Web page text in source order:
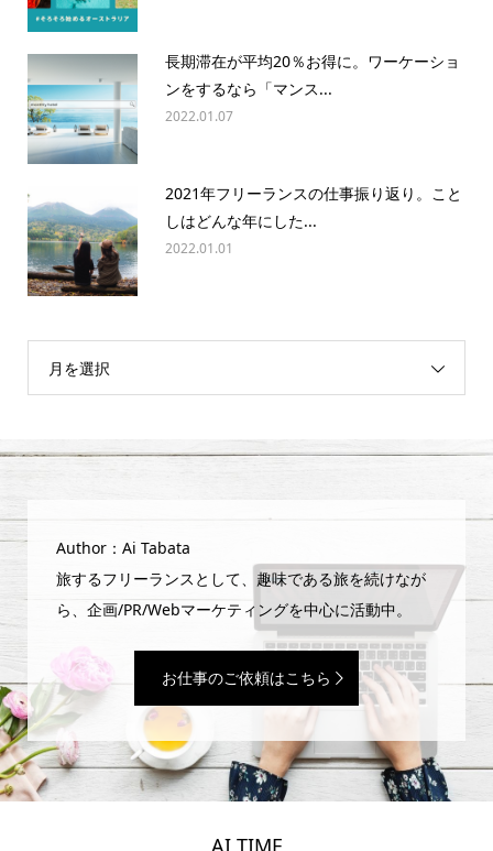
長期滞在が平均20％お得に。ワーケーショ
ンをするなら「マンス...
2022.01.07
2021年フリーランスの仕事振り返り。こと
しはどんな年にした...
2022.01.01
月を選択
Author：Ai Tabata
旅するフリーランスとして、趣味である旅を続けなが
ら、企画/PR/Webマーケティングを中心に活動中。
お仕事のご依頼はこちら
AI TIME